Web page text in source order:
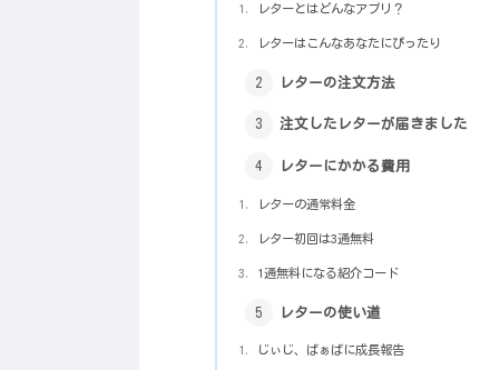
レターとはどんなアプリ？
レターはこんなあなたにぴったり
レターの注文方法
注文したレターが届きました
レターにかかる費用
レターの通常料金
レター初回は3通無料
1通無料になる紹介コード
レターの使い道
じぃじ、ばぁばに成長報告